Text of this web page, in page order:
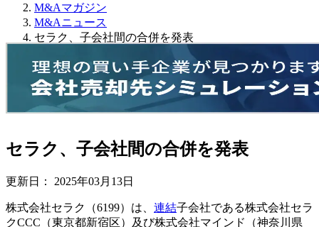
M&Aマガジン
M&Aニュース
セラク、子会社間の合併を発表
セラク、子会社間の合併を発表
更新日： 2025年03月13日
株式会社セラク（6199）は、 連結子会社である株式会社セラ
クCCC（東京都新宿区）及び株式会社マインド（神奈川県